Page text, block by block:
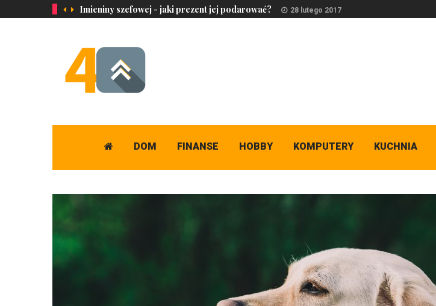
Imieniny szefowej - jaki prezent jej podarować? 28 lutego 2017
DOM FINANSE HOBBY KOMPUTERY KUCHNIA